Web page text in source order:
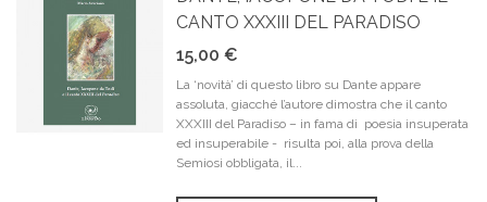
CANTO XXXIII DEL PARADISO
15,00 €
La ‘novità’ di questo libro su Dante appare
assoluta, giacché l’autore dimostra che il canto
XXXIII del Paradiso – in fama di poesia insuperata
ed insuperabile - risulta poi, alla prova della
Semiosi obbligata, il...